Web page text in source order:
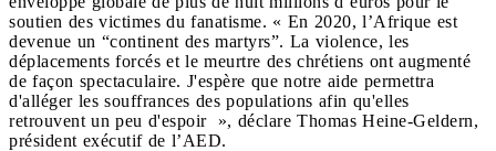
soutien des victimes du fanatisme. « En 2020, l’Afrique est
devenue un “continent des martyrs”. La violence, les
déplacements forcés et le meurtre des chrétiens ont augmenté
de façon spectaculaire. J'espère que notre aide permettra
d'alléger les souffrances des populations afin qu'elles
retrouvent un peu d'espoir », déclare Thomas Heine-Geldern,
président exécutif de l’AED.